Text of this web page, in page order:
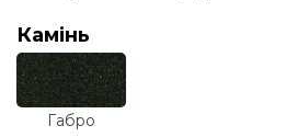
Камінь
Габро